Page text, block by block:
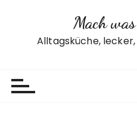
Mach
Alltagsküche,